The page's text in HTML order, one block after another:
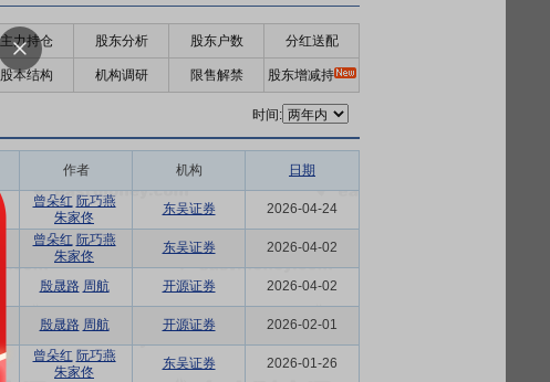
主力持仓 股东分析 股东户数 分红送配
股本结构 机构调研 限售解禁 股东增减持
时间:
作者 机构 日期
曾朵红 阮巧燕
朱家佟
东吴证券 2026-04-24
曾朵红 阮巧燕
朱家佟
东吴证券 2026-04-02
殷晟路 周航 开源证券 2026-04-02
殷晟路 周航 开源证券 2026-02-01
曾朵红 阮巧燕
朱家佟
东吴证券 2026-01-26